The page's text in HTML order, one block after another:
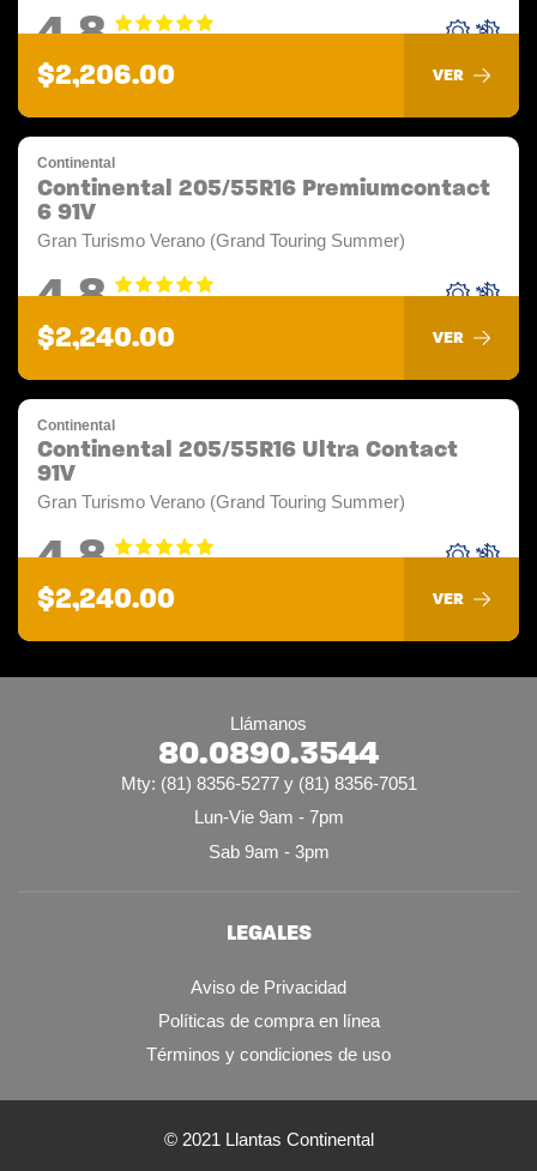
4.8
$2,206.00 VER
Continental
Continental 205/55R16 Premiumcontact
6 91V
Gran Turismo Verano (Grand Touring Summer)
4.8
$2,240.00 VER
Continental
Continental 205/55R16 Ultra Contact
91V
Gran Turismo Verano (Grand Touring Summer)
4.8
$2,240.00 VER
Llámanos
80.0890.3544
Mty: (81) 8356-5277 y (81) 8356-7051
Lun-Vie 9am - 7pm
Sab 9am - 3pm
LEGALES
Aviso de Privacidad
Políticas de compra en línea
Términos y condiciones de uso
© 2021 Llantas Continental